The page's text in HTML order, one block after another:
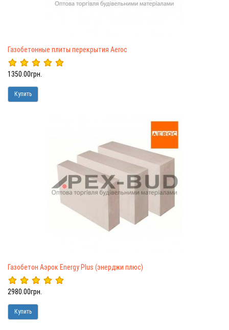
Газобетонные плиты перекрытия Aeroc
1350.00грн.
Купить
Газобетон Аэрок Energy Plus (энерджи плюс)
2980.00грн.
Купить